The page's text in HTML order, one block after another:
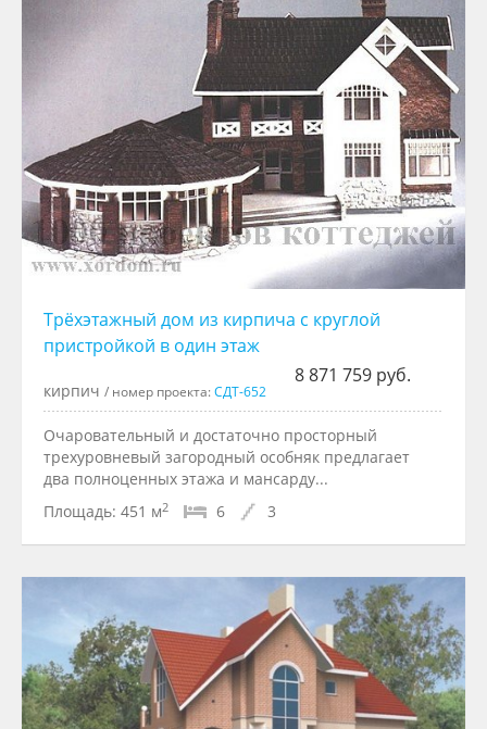
Трёхэтажный дом из кирпича с круглой
пристройкой в один этаж
8 871 759 руб.
кирпич / номер проекта:СДТ-652
Очаровательный и достаточно просторный
трехуровневый загородный особняк предлагает
два полноценных этажа и мансарду...
Площадь: 451 м2 6 3